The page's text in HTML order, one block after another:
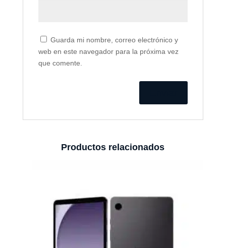
Guarda mi nombre, correo electrónico y
web en este navegador para la próxima vez
que comente.
Productos relacionados